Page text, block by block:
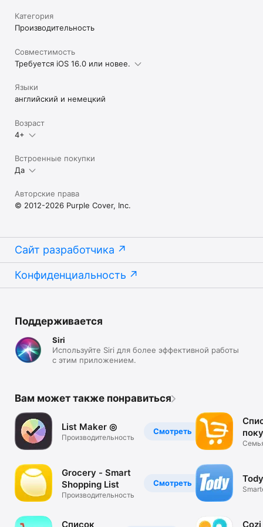
Категория
Производительность
Совместимость
Требуется iOS 16.0 или новее.
Языки
английский и немецкий
Возраст
4+
Встроенные покупки
Да
Авторские права
© 2012-2026 Purple Cover, Inc.
Сайт разработчика
Конфиденциальность
Поддерживается
Siri
Используйте Siri для более эффективной работы
с этим приложением.
Вам может также понравиться
Смотреть
List Maker ◎
Производительность
Смотреть
Grocery - Smart
Shopping List
Производительность
Список
Tody